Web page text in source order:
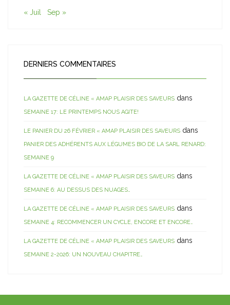
« Juil Sep »
DERNIERS COMMENTAIRES
LA GAZETTE DE CÉLINE « AMAP PLAISIR DES SAVEURS dans
SEMAINE 17: LE PRINTEMPS NOUS AGITE!
LE PANIER DU 26 FÉVRIER « AMAP PLAISIR DES SAVEURS dans
PANIER DES ADHÉRENTS AUX LÉGUMES BIO DE LA SARL RENARD:
SEMAINE 9
LA GAZETTE DE CÉLINE « AMAP PLAISIR DES SAVEURS dans
SEMAINE 6: AU DESSUS DES NUAGES…
LA GAZETTE DE CÉLINE « AMAP PLAISIR DES SAVEURS dans
SEMAINE 4: RECOMMENCER UN CYCLE, ENCORE ET ENCORE…
LA GAZETTE DE CÉLINE « AMAP PLAISIR DES SAVEURS dans
SEMAINE 2-2026: UN NOUVEAU CHAPITRE…